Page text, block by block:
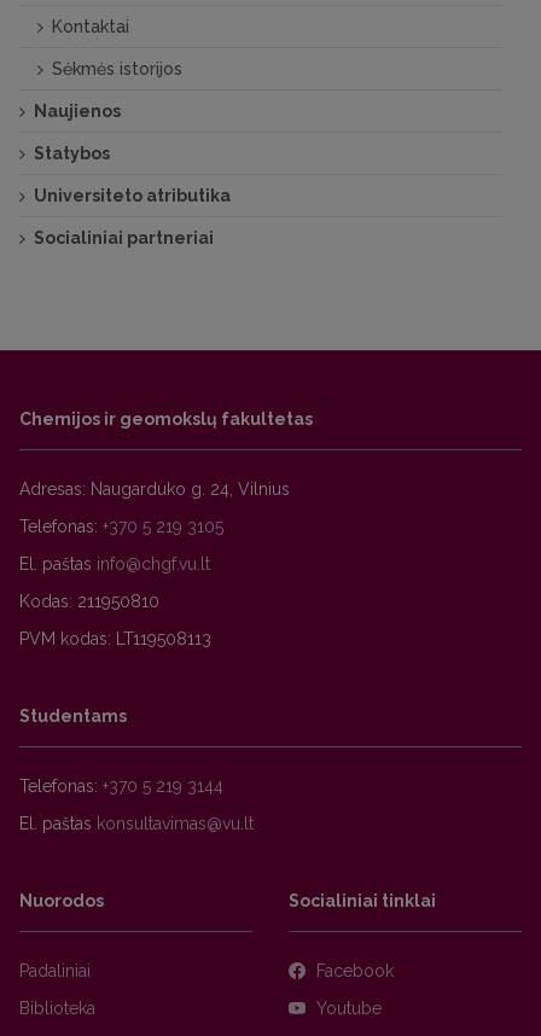
Kontaktai
Sėkmės istorijos
Naujienos
Statybos
Universiteto atributika
Socialiniai partneriai
Chemijos ir geomokslų fakultetas
Adresas: Naugarduko g. 24, Vilnius
Telefonas: +370 5 219 3105
El. paštas
Kodas: 211950810
PVM kodas: LT119508113
Studentams
Telefonas: +370 5 219 3144
El. paštas
Nuorodos
Padaliniai
Biblioteka
Socialiniai tinklai
Facebook
Youtube